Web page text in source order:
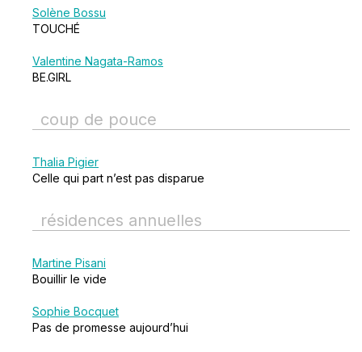
Solène Bossu
TOUCHÉ
Valentine Nagata-Ramos
BE.GIRL
coup de pouce
Thalia Pigier
Celle qui part n’est pas disparue
résidences annuelles
Martine Pisani
Bouillir le vide
Sophie Bocquet
Pas de promesse aujourd’hui